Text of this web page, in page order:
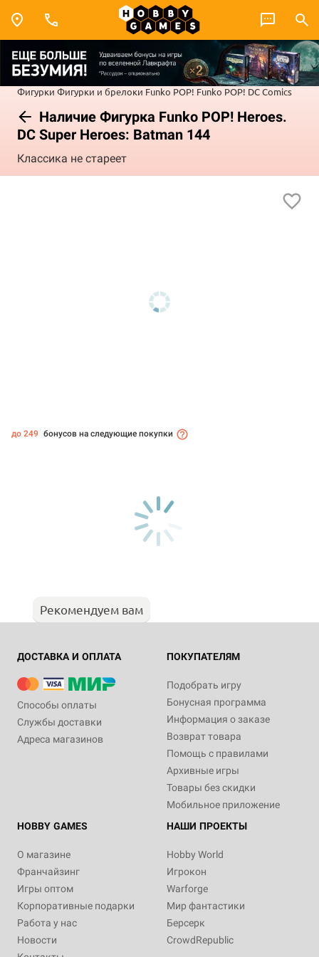
Фигурки Фигурки и брелоки Funko POP! Funko POP! DC Comics
Наличие Фигурка Funko POP! Heroes.
DC Super Heroes: Batman 144
Классика не стареет
до 249 бонусов на следующие покупки
Рекомендуем вам
ДОСТАВКА И ОПЛАТА
Способы оплаты
Службы доставки
Адреса магазинов
ПОКУПАТЕЛЯМ
Подобрать игру
Бонусная программа
Информация о заказе
Возврат товара
Помощь с правилами
Архивные игры
Товары без скидки
Мобильное приложение
HOBBY GAMES
О магазине
Франчайзинг
Игры оптом
Корпоративные подарки
Работа у нас
Новости
НАШИ ПРОЕКТЫ
Hobby World
Игрокон
Warforge
Мир фантастики
Берсерк
CrowdRepublic